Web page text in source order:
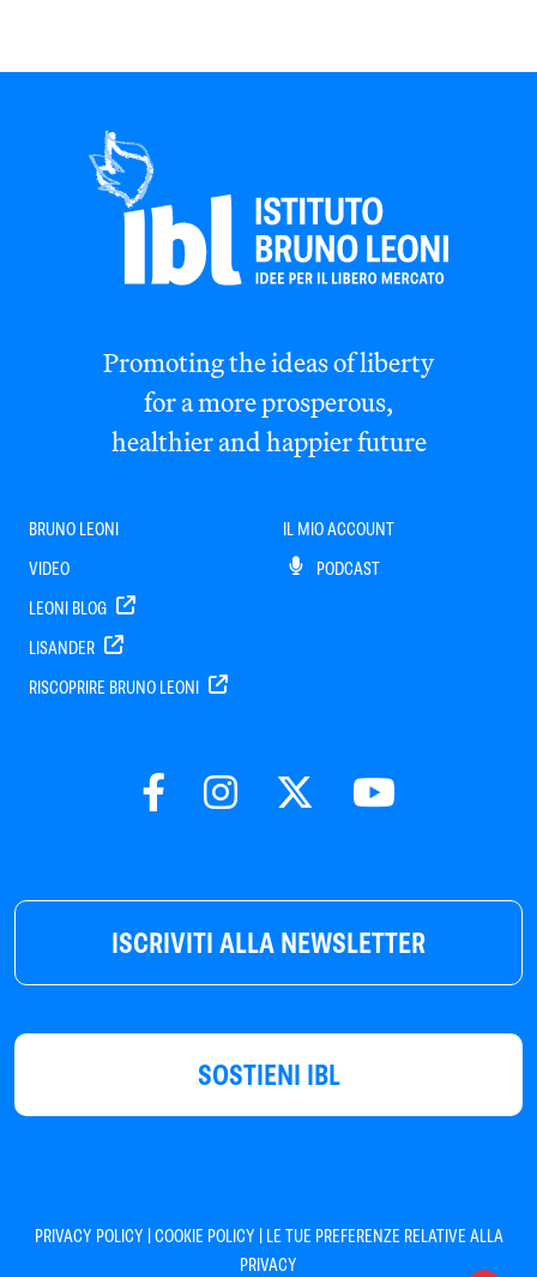
ISCRIVITI ALLA NEWSLETTER
SOSTIENI IBL
Promoting the ideas of liberty
for a more prosperous,
healthier and happier future
BRUNO LEONI
VIDEO
LEONI BLOG
LISANDER
RISCOPRIRE BRUNO LEONI
IL MIO ACCOUNT
PODCAST
PRIVACY POLICY |COOKIE POLICY | LE TUE PREFERENZE RELATIVE ALLA
PRIVACY